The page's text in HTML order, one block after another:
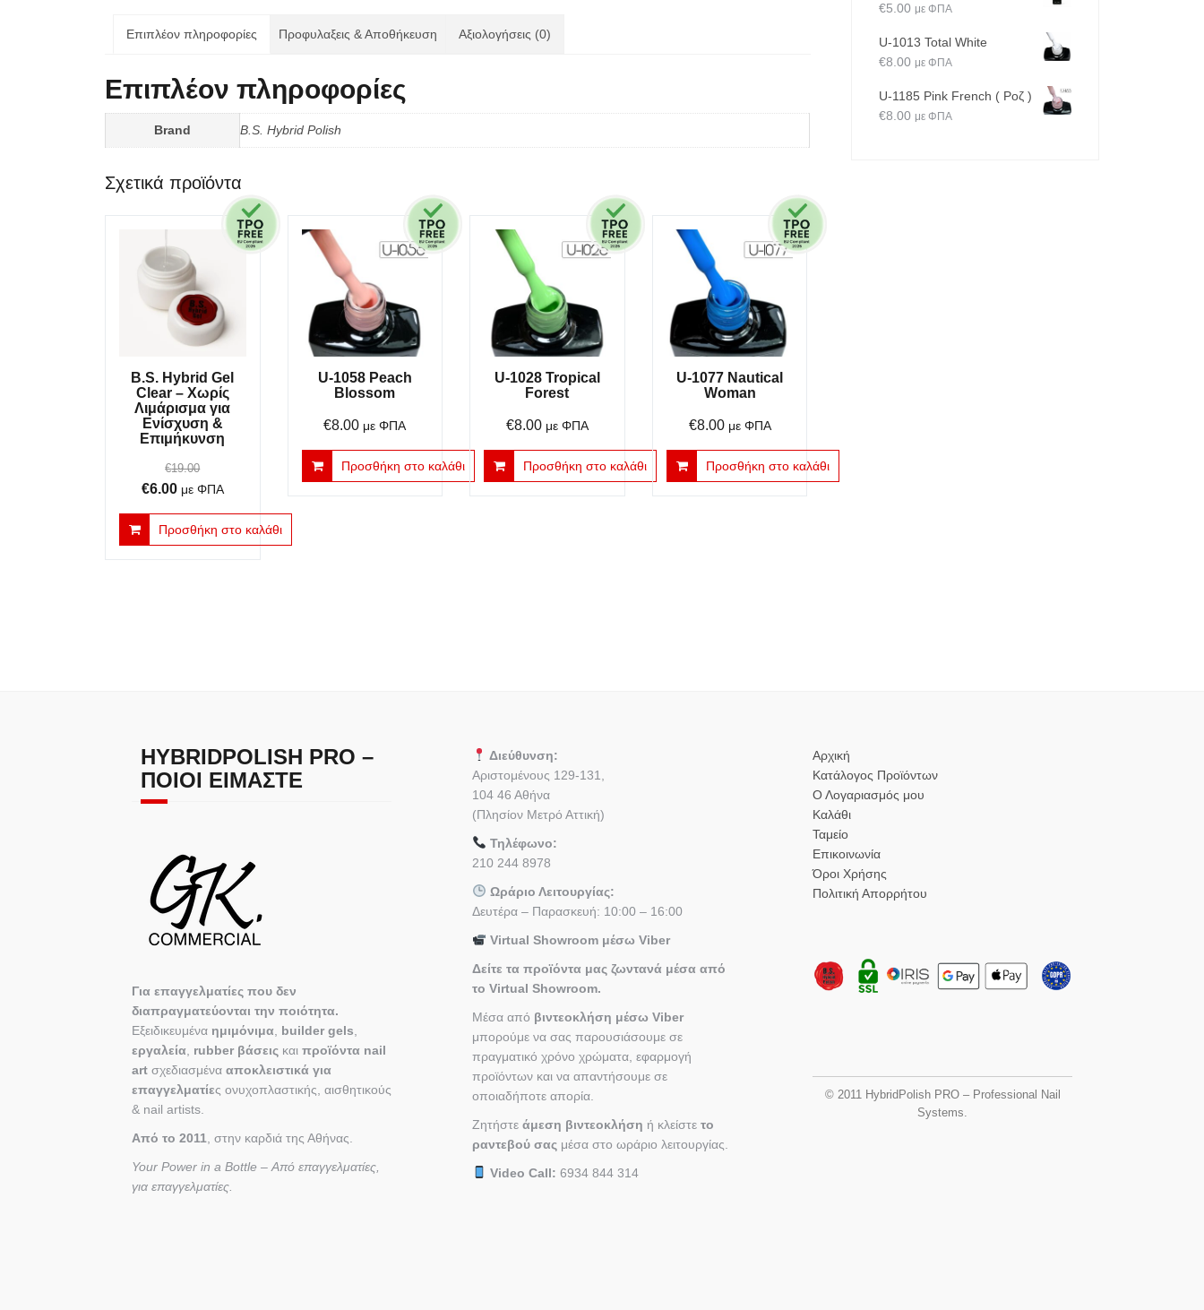
ποσότητα
Επιπλέον πληροφορίες Προφυλαξεις & Αποθήκευση Αξιολογήσεις (0)
Επιπλέον πληροφορίες
Brand B.S. Hybrid Polish
Σχετικά προϊόντα
B.S. Hybrid Gel
Clear – Χωρίς
Λιμάρισμα για
Ενίσχυση &
Επιμήκυνση
€19.00
Original
price
was:
€6.00Η
τρέχουσα
τιμή
με ΦΠΑ
Προσθήκη στο καλάθι
U-1058 Peach
Blossom
€8.00 με ΦΠΑ
Προσθήκη στο καλάθι
U-1028 Tropical
Forest
€8.00 με ΦΠΑ
Προσθήκη στο καλάθι
U-1077 Nautical
Woman
€8.00 με ΦΠΑ
Προσθήκη στο καλάθι
€5.00 με ΦΠΑ
U-1013 Total White
€8.00 με ΦΠΑ
U-1185 Pink French ( Ροζ )
€8.00 με ΦΠΑ
HYBRIDPOLISH PRO –
ΠΟΙΟΙ ΕΊΜΑΣΤΕ
Για επαγγελματίες που δεν
διαπραγματεύονται την ποιότητα.
Εξειδικευμένα ημιμόνιμα builder gels
εργαλεία rubber βάσεις και προϊόντα nail
art σχεδιασμένα αποκλειστικά για
επαγγελματίες ονυχοπλαστικής, αισθητικούς
& nail artists.
Από το 2011 , στην καρδιά της Αθήνας.
Your Power in a Bottle – Από επαγγελματίες,
για επαγγελματίες.
Διεύθυνση:
Αριστομένους 129-131,
104 46 Αθήνα
(Πλησίον Μετρό Αττική)
Τηλέφωνο:
210 244 8978
Ωράριο Λειτουργίας:
Δευτέρα – Παρασκευή: 10:00 – 16:00
Virtual Showroom μέσω Viber
Δείτε τα προϊόντα μας ζωντανά μέσα από
το Virtual Showroom.
Μέσα από βιντεοκλήση μέσω Viber
μπορούμε να σας παρουσιάσουμε σε
πραγματικό χρόνο χρώματα, εφαρμογή
προϊόντων και να απαντήσουμε σε
οποιαδήποτε απορία.
Ζητήστε άμεση βιντεοκλήση ή κλείστε το
ραντεβού σας μέσα στο ωράριο λειτουργίας.
Video Call: 6934 844 314
Αρχική
Κατάλογος Προϊόντων
Ο Λογαριασμός μου
Καλάθι
Ταμείο
Επικοινωνία
Όροι Χρήσης
Πολιτική Απορρήτου
© 2011 HybridPolish PRO – Professional Nail
Systems.